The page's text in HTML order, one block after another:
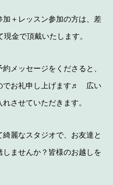
＋レッスン参加の方は、差
金で頂戴いたします。
メッセージをくださると、
でお礼申し上げます♬ 広い
させていただきます。
麗なスタジオで、お友達と
ませんか？ 皆様のお越しを